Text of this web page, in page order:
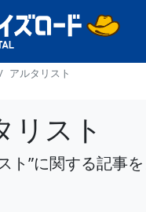
アルタリスト
リスト
ト”に関する記事